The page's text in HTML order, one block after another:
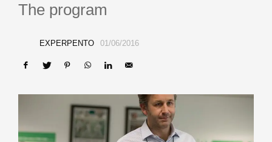
The program
EXPERPENTO 01/06/2016